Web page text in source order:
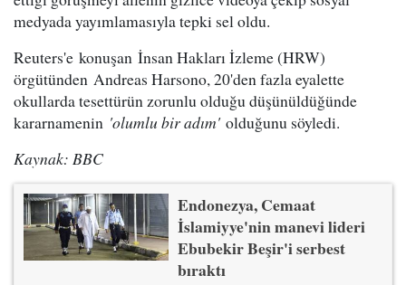
medyada yayımlamasıyla tepki sel oldu.
Reuters'e konuşan İnsan Hakları İzleme (HRW)
örgütünden Andreas Harsono, 20'den fazla eyalette
okullarda tesettürün zorunlu olduğu düşünüldüğünde
kararnamenin 'olumlu bir adım'olduğunu söyledi.
Kaynak: BBC
Endonezya, Cemaat
İslamiyye'nin manevi lideri
Ebubekir Beşir'i serbest
bıraktı